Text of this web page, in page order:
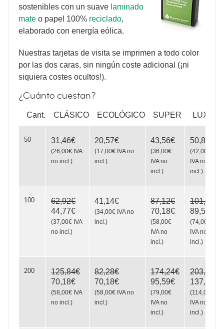
Bistro
Which
coffee are you?
Coffee
Origins
sostenibles con un suave laminado
mate o papel 100% reciclado,
elaborado con energía eólica.
Nuestras tarjetas de visita se imprimen a todo color
por las dos caras, sin ningún coste adicional (¡ni
siquiera costes ocultos!).
¿Cuánto cuestan?
Cant. CLÁSICO ECOLÓGICO SUPER LUXE
50 31,46€
(26,00€ IVA
no incl. )
20,57€
(17,00€ IVA no
incl. )
43,56€
(36,00€
IVA no
incl. )
50,82€
(42,00€
IVA no
incl. )
100
62,92€
44,77€
(37,00€ IVA
no incl. )
41,14€
(34,00€ IVA no
incl. )
87,12€
70,18€
(58,00€
IVA no
incl. )
101,64€
89,54€
(74,00€
IVA no
incl. )
200
125,84€
70,18€
(58,00€ IVA
no incl. )
82,28€
70,18€
(58,00€ IVA no
incl. )
174,24€
95,59€
(79,00€
IVA no
incl. )
203,28€
137,94€
(114,00€
IVA no
incl. )